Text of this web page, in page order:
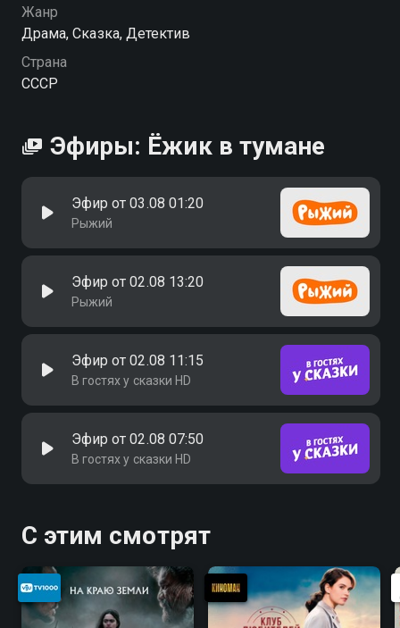
Ёжика
Жанр
Драма, Сказка, Детектив
Страна
СССР
Эфиры: Ёжик в тумане
Эфир от 03.08 01:20
Рыжий
Эфир от 02.08 13:20
Рыжий
Эфир от 02.08 11:15
В гостях у сказки HD
Эфир от 02.08 07:50
В гостях у сказки HD
С этим смотрят